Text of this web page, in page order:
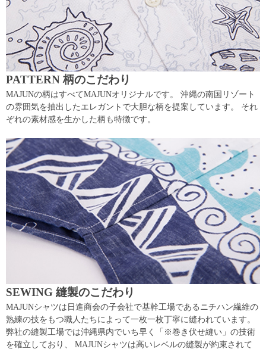
PATTERN 柄のこだわり
MAJUNの柄はすべてMAJUNオリジナルです。 沖縄の南国リゾート
の雰囲気を抽出したエレガントで大胆な柄を提案しています。 それ
ぞれの素材感を生かした柄も特徴です。
SEWING 縫製のこだわり
MAJUNシャツは日進商会の子会社で基幹工場であるニチハン繊維の
熟練の技をもつ職人たちによって一枚一枚丁寧に縫われています。
弊社の縫製工場では沖縄県内でいち早く「※巻き伏せ縫い」の技術
を確立しており、 MAJUNシャツは高いレベルの縫製が約束されて